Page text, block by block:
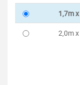
1,7m
2,0m